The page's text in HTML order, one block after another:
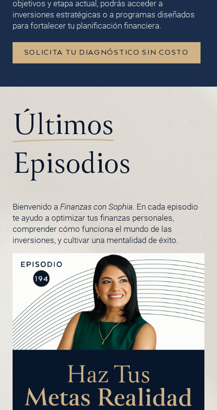
objetivos y etapa actual, podrás acceder a
inversiones estratégicas o a programas diseñados
para fortalecer tu planificación financiera.
SOLICITA TU DIAGNÓSTICO SIN COSTO
Últimos
Episodios
Bienvenido a Finanzas con Sophia. En cada episodio
te ayudo a optimizar tus finanzas personales,
comprender cómo funciona el mundo de las
inversiones, y cultivar una mentalidad de éxito.